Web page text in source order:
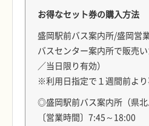
お得なセット券の購入方法
盛岡駅前バス案内所/盛岡営
バスセンター案内所で販売
／当日限り有効）
※利用日指定で１週間前より
◎盛岡駅前バス案内所（県北
〔営業時間〕7:45～18:00